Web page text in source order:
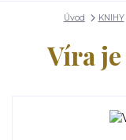
Úvod KNIHY
Víra